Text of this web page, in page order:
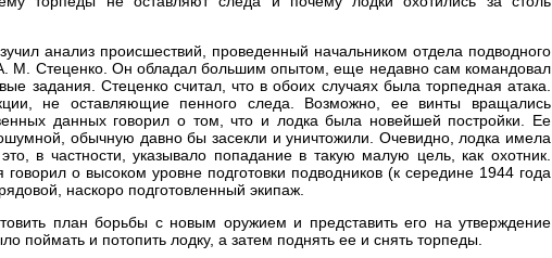
анализ происшествий, проведенный начальником отдела подводного
М. Стеценко. Он обладал большим опытом, еще недавно сам командовал
задания. Стеценко считал, что в обоих случаях была торпедная атака.
не оставляющие пенного следа. Возможно, ее винты вращались
данных говорил о том, что и лодка была новейшей постройки. Ее
обычную давно бы засекли и уничтожили. Очевидно, лодка имела
в частности, указывало попадание в такую малую цель, как охотник.
о высоком уровне подготовки подводников (к середине 1944 года
наскоро подготовленный экипаж.
план борьбы с новым оружием и представить его на утверждение
и потопить лодку, а затем поднять ее и снять торпеды.